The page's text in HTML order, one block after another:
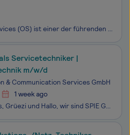
operational services (OS) ist einer der führenden ICT Service Provider im deutschen Markt und gilt als Backbone der Digitalisierung es Mittelstands. Sie ist die federführende, agile Einheit der Telekom Gruppe, um im deutschen Mittelstand die digitale Transformation nachhaltig zu beschleunigen. Mit ü
Servicetechniker |
m/w/d
& Communication Services GmbH
1 week ago
Bonjour, Servus, Grüezi und Hallo, wir sind SPIE Germany Switzerland Austria. Wir - das sind 20.000 Technikbegeisterte an 250 Standorten in Deutschland, der Schweiz, Österreich und darüber hinaus, die sich gemeinsam mit unseren Kunden für eine klimafreundliche und digitale Zukunft stark machen. Mit